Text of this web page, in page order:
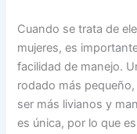
Cuando se trata de
mujeres, es
facilidad de manejo.
rodado más
ser más livianos y
es única, por lo que